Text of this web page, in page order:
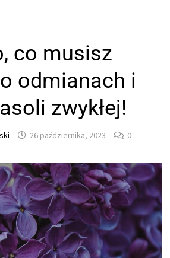
co musisz
odmianach i
zwykłej!
26 października, 2023 0